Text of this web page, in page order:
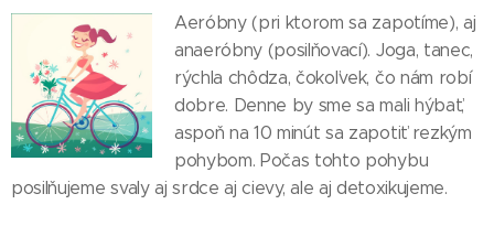
Aeróbny (pri ktorom sa zapotíme), aj
anaeróbny (posilňovací). Joga, tanec,
rýchla chôdza, čokoľvek, čo nám robí
dobre. Denne by sme sa mali hýbať,
aspoň na 10 minút sa zapotiť rezkým
pohybom. Počas tohto pohybu
posilňujeme svaly aj srdce aj cievy, ale aj detoxikujeme.